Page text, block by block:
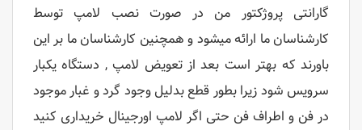
گارانتی پروژکتور من در صورت نصب لامپ توسط
کارشناسان ما ارائه میشود و همچنین کارشناسان ما بر این
باورند که بهتر است بعد از تعویض لامپ , دستگاه یکبار
سرویس شود زیرا بطور قطع بدلیل وجود گرد و غبار موجود
در فن و اطراف فن حتی اگر لامپ اورجینال خریداری کنید